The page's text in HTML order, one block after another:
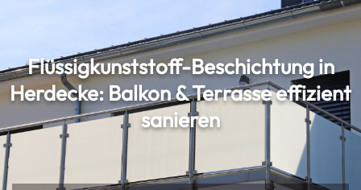
Flüssigkunststoff-Beschichtung in
Herdecke: Balkon & Terrasse effizient
sanieren